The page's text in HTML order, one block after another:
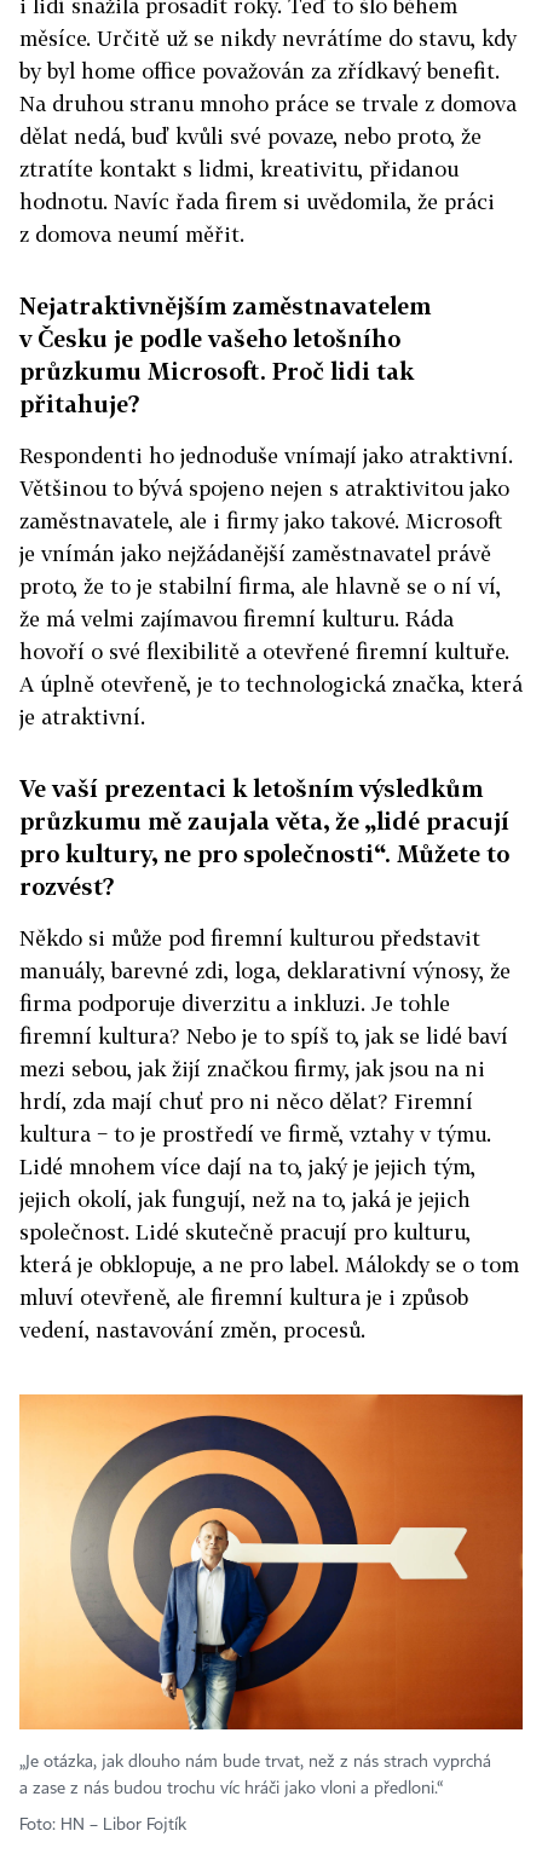
i lidí snažila prosadit roky. Teď to šlo během
měsíce. Určitě už se nikdy nevrátíme do stavu, kdy
by byl home office považován za zřídkavý benefit.
Na druhou stranu mnoho práce se trvale z domova
dělat nedá, buď kvůli své povaze, nebo proto, že
ztratíte kontakt s lidmi, kreativitu, přidanou
hodnotu. Navíc řada firem si uvědomila, že práci
z domova neumí měřit.
Nejatraktivnějším zaměstnavatelem
v Česku je podle vašeho letošního
průzkumu Microsoft. Proč lidi tak
přitahuje?
Respondenti ho jednoduše vnímají jako atraktivní.
Většinou to bývá spojeno nejen s atraktivitou jako
zaměstnavatele, ale i firmy jako takové. Microsoft
je vnímán jako nejžádanější zaměstnavatel právě
proto, že to je stabilní firma, ale hlavně se o ní ví,
že má velmi zajímavou firemní kulturu. Ráda
hovoří o své flexibilitě a otevřené firemní kultuře.
A úplně otevřeně, je to technologická značka, která
je atraktivní.
Ve vaší prezentaci k letošním výsledkům
průzkumu mě zaujala věta, že „lidé pracují
pro kultury, ne pro společnosti“. Můžete to
rozvést?
Někdo si může pod firemní kulturou představit
manuály, barevné zdi, loga, deklarativní výnosy, že
firma podporuje diverzitu a inkluzi. Je tohle
firemní kultura? Nebo je to spíš to, jak se lidé baví
mezi sebou, jak žijí značkou firmy, jak jsou na ni
hrdí, zda mají chuť pro ni něco dělat? Firemní
kultura − to je prostředí ve firmě, vztahy v týmu.
Lidé mnohem více dají na to, jaký je jejich tým,
jejich okolí, jak fungují, než na to, jaká je jejich
společnost. Lidé skutečně pracují pro kulturu,
která je obklopuje, a ne pro label. Málokdy se o tom
mluví otevřeně, ale firemní kultura je i způsob
vedení, nastavování změn, procesů.
„Je otázka, jak dlouho nám bude trvat, než z nás strach vyprchá
a zase z nás budou trochu víc hráči jako vloni a předloni.“
Foto: HN – Libor Fojtík